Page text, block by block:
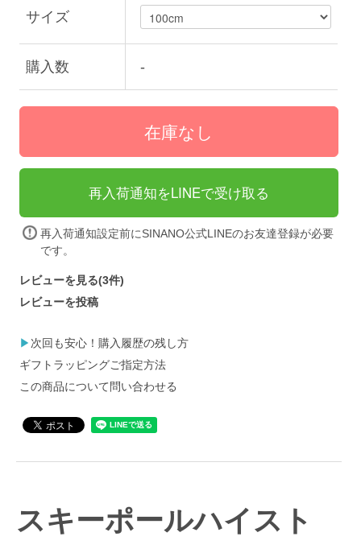
サイズ
購入数 -
再入荷通知をLINEで受け取る
再入荷通知設定前にSINANO公式LINEのお友達登録が必要
です。
レビューを見る(3件)
レビューを投稿
▶ 次回も安心！購入履歴の残し方
ギフトラッピングご指定方法
この商品について問い合わせる
スキーポールハイスト